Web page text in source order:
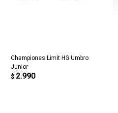
Championes Limit HG Umbro
Junior
$ 2.990